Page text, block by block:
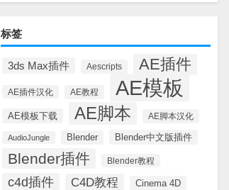
标签
3ds Max插件 Aescripts AE插件
AE插件汉化 AE教程 AE模板
AE模板下载 AE脚本 AE脚本汉化
AudioJungle Blender Blender中文版插件
Blender插件 Blender教程
c4d插件 C4D教程 Cinema 4D